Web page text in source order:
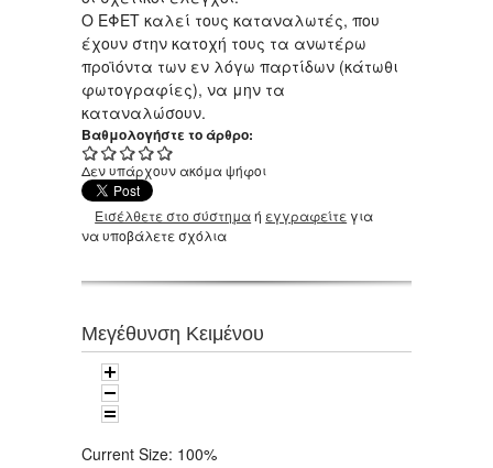
Ο ΕΦΕΤ καλεί τους καταναλωτές, που
έχουν στην κατοχή τους τα ανωτέρω
προϊόντα των εν λόγω παρτίδων (κάτωθι
φωτογραφίες), να μην τα
καταναλώσουν.
Βαθμολογήστε το άρθρο:
Δεν υπάρχουν ακόμα ψήφοι
Εισέλθετε στο σύστημαή εγγραφείτε για
να υποβάλετε σχόλια
Μεγέθυνση Κειμένου
Current Size: 100%